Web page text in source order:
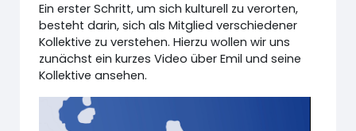
Ein erster Schritt, um sich kulturell zu verorten,
besteht darin, sich als Mitglied verschiedener
Kollektive zu verstehen. Hierzu wollen wir uns
zunächst ein kurzes Video über Emil und seine
Kollektive ansehen.